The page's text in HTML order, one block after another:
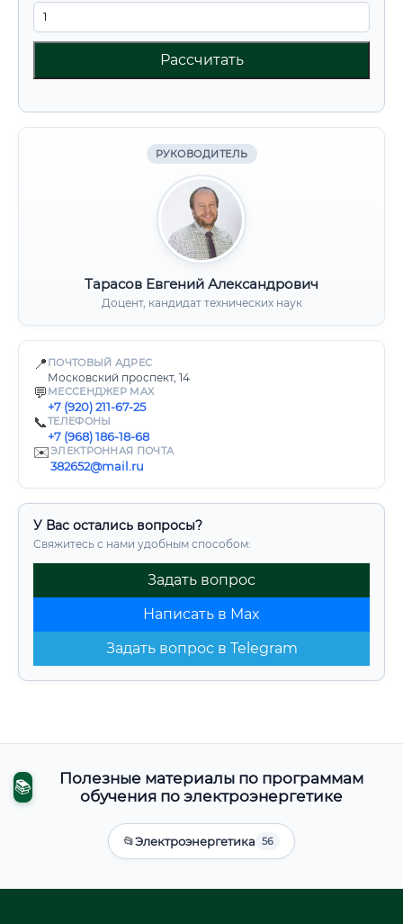
Рассчитать
РУКОВОДИТЕЛЬ
Тарасов Евгений Александрович
Доцент, кандидат технических наук
📍 ПОЧТОВЫЙ АДРЕС
Московский проспект, 14
💬 МЕССЕНДЖЕР MAX
+7 (920) 211-67-25
📞ТЕЛЕФОНЫ
+7 (968) 186-18-68
✉️ЭЛЕКТРОННАЯ ПОЧТА
382652@mail.ru
У Вас остались вопросы?
Свяжитесь с нами удобным способом:
Задать вопрос
Написать в Max
Задать вопрос в Telegram
📚
Полезные материалы по программам
обучения по электроэнергетике
📂Электроэнергетика 56